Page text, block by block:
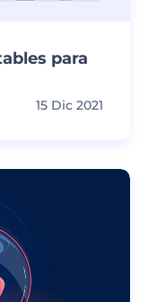
para
15 Dic 2021